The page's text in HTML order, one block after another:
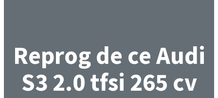
Reprog de ce Audi
S3 2.0 tfsi 265 cv